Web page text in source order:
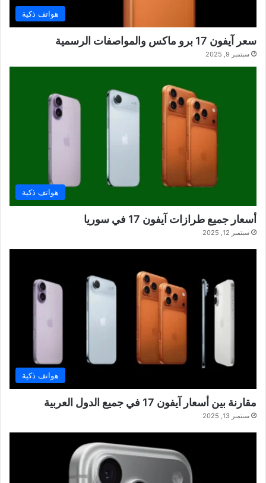
هواتف ذكية
سعر آيفون 17 برو ماكس والمواصفات الرسمية
سبتمبر 9, 2025
هواتف ذكية
أسعار جميع طرازات آيفون 17 في سوريا
سبتمبر 12, 2025
هواتف ذكية
مقارنة بين أسعار آيفون 17 في جميع الدول العربية
سبتمبر 13, 2025